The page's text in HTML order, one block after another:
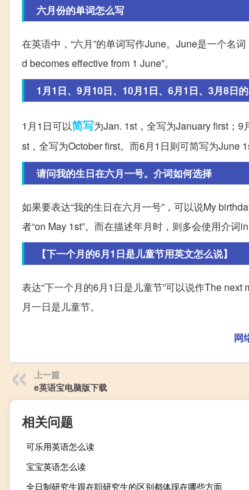
六月份的单词怎么写
在英语中，“六月”的单词写作June。June是一个名
d becomes effective from 1 June”。
1月1日、9月10日、10月1日、6月1日、3月8日
1月1日可以简写为Jan. 1st，全写为January first；
st，全写为October first。而6月1日则可简写为June
请问我的生日在六月一号。介词如何选择
如果要表达“我的生日在六月一号”，可以说My
者“on May 1st”。而在描述年月时，则多会使用介词in
【下一个月的6月1日是儿童节用英文怎么说】
表达“下一个月的6月1日是儿童节”可以说作The
月一日是儿童节。
网
上一篇
e英语宝电脑版下载
相关问题
可乐用英语怎么读
宝宝英语怎么读
全日制研究生跟在职研究生的区别都体现在哪些方面